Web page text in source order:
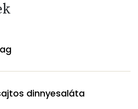
dinnyesaláta